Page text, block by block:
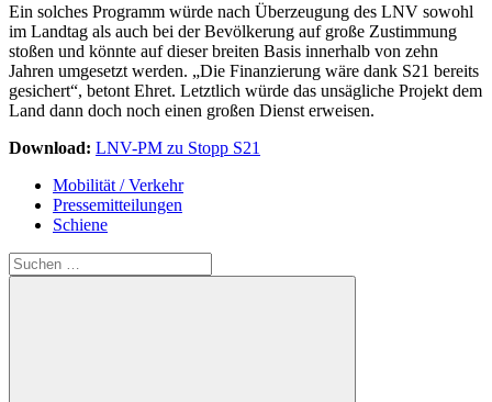
Ein solches Programm würde nach Überzeugung des LNV sowohl
im Landtag als auch bei der Bevölkerung auf große Zustimmung
stoßen und könnte auf dieser breiten Basis innerhalb von zehn
Jahren umgesetzt werden. „Die Finanzierung wäre dank S21 bereits
gesichert“, betont Ehret. Letztlich würde das unsägliche Projekt dem
Land dann doch noch einen großen Dienst erweisen.
Download: LNV-PM zu Stopp S21
Mobilität / Verkehr
Pressemitteilungen
Schiene
Suchen
nach: